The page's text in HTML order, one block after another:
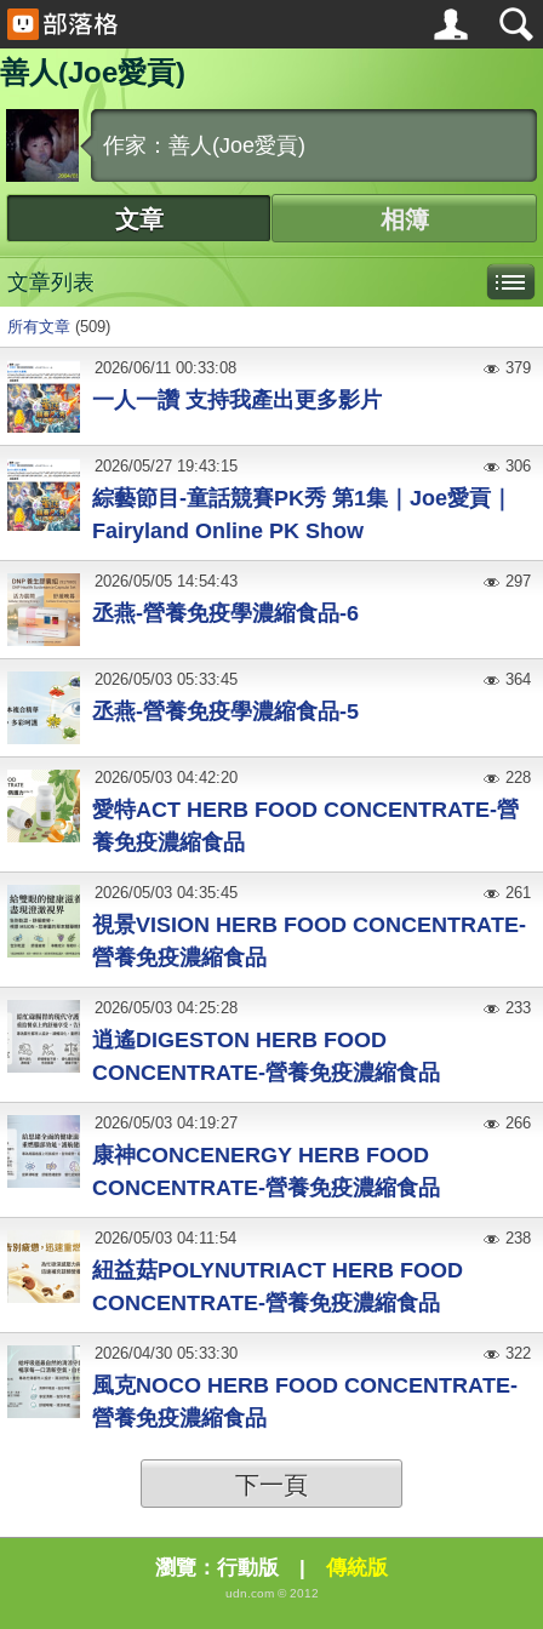
善人(Joe愛貢)
作家：善人(Joe愛貢)
文章 相簿
文章列表
所有文章 (509)
一人一讚 支持我產出更多影片
2026/06/11 00:33:08 379
綜藝節目-童話競賽PK秀 第1集｜Joe愛貢｜
Fairyland Online PK Show
2026/05/27 19:43:15 306
丞燕-營養免疫學濃縮食品-6
2026/05/05 14:54:43 297
丞燕-營養免疫學濃縮食品-5
2026/05/03 05:33:45 364
愛特ACT HERB FOOD CONCENTRATE-營
養免疫濃縮食品
2026/05/03 04:42:20 228
視景VISION HERB FOOD CONCENTRATE-
營養免疫濃縮食品
2026/05/03 04:35:45 261
逍遙DIGESTON HERB FOOD
CONCENTRATE-營養免疫濃縮食品
2026/05/03 04:25:28 233
康神CONCENERGY HERB FOOD
CONCENTRATE-營養免疫濃縮食品
2026/05/03 04:19:27 266
紐益菇POLYNUTRIACT HERB FOOD
CONCENTRATE-營養免疫濃縮食品
2026/05/03 04:11:54 238
風克NOCO HERB FOOD CONCENTRATE-
營養免疫濃縮食品
2026/04/30 05:33:30 322
下一頁
瀏覽： 行動版 | 傳統版
udn.com © 2012